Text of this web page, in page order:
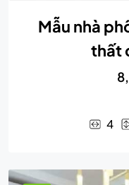
Mẫu nhà
thất
4